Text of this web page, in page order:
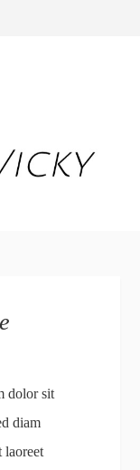
dolor sit
diam
laoreet